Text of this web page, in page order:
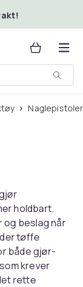
Naglepistoler
holdbart.
beslag når
tøffe
både gjør-
krever
rette